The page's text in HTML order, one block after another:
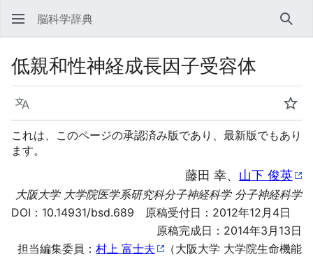
脳科学辞典 検索
低親和性神経成長因子受容体
言語
ウ
これは、このページの承認済み版であり、最新版でもあり
ます。
藤田 幸、 山下 俊英
大阪大学 大学院医学系研究科分子神経科学 分子神経科学
DOI： 10.14931/bsd.689 原稿受付日：2012年12月4日
原稿完成日：2014年3月13日
担当編集委員： 村上 富士夫
（大阪大学 大学院生命機能